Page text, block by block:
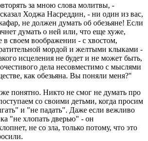
за мною слова молитвы, -
Ходжа Насреддин, - ни один из вас,
не должен думать об обезьяне! Если
думать о ней или, что еще хуже,
в своем воображении - с хвостом,
мордой и желтыми клыками -
исцеления не будет и не может быть,
дела несовместимо с мыслями
как обезьяна. Вы поняли меня?"
понятно. Никто не смог не думать про
со своими детьми, когда просим
и "не падать". Даже если вежливо
"не хлопать дверью" - он
не со зла, только потому, что это